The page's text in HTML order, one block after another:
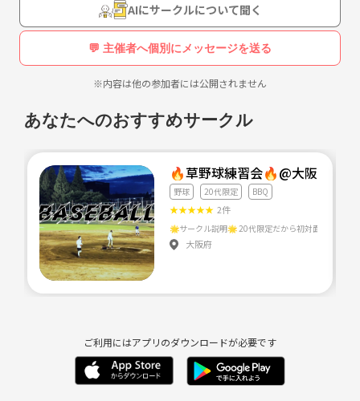
年齢層も若く活気あるチームで草野球特有のグダグダってよりはメリハ
リつけて楽しいをベースにワンチームでワイワイしてます！笑笑
まだまだ人数少ないので助っ人、単発くらいなら遊びくらいで来てもら
🌟ポジション打順融通⭕️わら
AIにサークルについて聞く
💬 主催者へ個別にメッセージを送る
※内容は他の参加者には公開されません
あなたへのおすすめサークル
🔥草野球練習会🔥@大阪⭐️20
野球 20代限定 BBQ
★★★★★ 2件
大阪府
ご利用にはアプリのダウンロードが必要です